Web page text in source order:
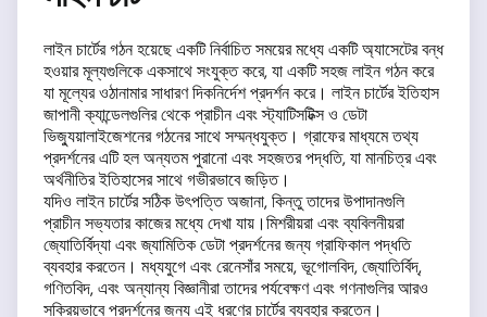
লাইন চার্টের গঠন হয়েছে একটি নির্বাচিত সময়ের মধ্যে একটি অ্যাসেটের বন্ধ
হওয়ার মূল্যগুলিকে একসাথে সংযুক্ত করে, যা একটি সহজ লাইন গঠন করে
যা মূল্যের ওঠানামার সাধারণ দিকনির্দেশ প্রদর্শন করে। লাইন চার্টের ইতিহাস
জাপানী ক্যান্ডেলগুলির থেকে প্রাচীন এবং স্ট্যাটিসটিক্স ও ডেটা
ভিজ্যুয়ালাইজেশনের গঠনের সাথে সম্মন্ধযুক্ত। গ্রাফের মাধ্যমে তথ্য
প্রদর্শনের এটি হল অন্যতম পুরানো এবং সহজতর পদ্ধতি, যা মানচিত্র এবং
অর্থনীতির ইতিহাসের সাথে গভীরভাবে জড়িত।
যদিও লাইন চার্টের সঠিক উৎপত্তি অজানা, কিন্তু তাদের উপাদানগুলি
প্রাচীন সভ্যতার কাজের মধ্যে দেখা যায়।মিশরীয়রা এবং ব্যবিলনীয়রা
জ্যোতির্বিদ্যা এবং জ্যামিতিক ডেটা প্রদর্শনের জন্য গ্রাফিকাল পদ্ধতি
ব্যবহার করতেন। মধ্যযুগে এবং রেনেসাঁর সময়ে, ভূগোলবিদ, জ্যোতির্বিদ্,
গণিতবিদ, এবং অন্যান্য বিজ্ঞানীরা তাদের পর্যবেক্ষণ এবং গণনাগুলির আরও
সক্রিয়ভাবে প্রদর্শনের জন্য এই ধরণের চার্টের ব্যবহার করতেন।